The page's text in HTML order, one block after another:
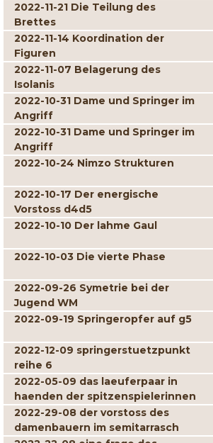
2022-11-21 Die Teilung des
Brettes
2022-11-14 Koordination der
Figuren
2022-11-07 Belagerung des
Isolanis
2022-10-31 Dame und Springer im
Angriff
2022-10-31 Dame und Springer im
Angriff
2022-10-24 Nimzo Strukturen
2022-10-17 Der energische
Vorstoss d4d5
2022-10-10 Der lahme Gaul
2022-10-03 Die vierte Phase
2022-09-26 Symetrie bei der
Jugend WM
2022-09-19 Springeropfer auf g5
2022-12-09 springerstuetzpunkt
reihe 6
2022-05-09 das laeuferpaar in
haenden der spitzenspielerinnen
2022-29-08 der vorstoss des
damenbauern im semitarrasch